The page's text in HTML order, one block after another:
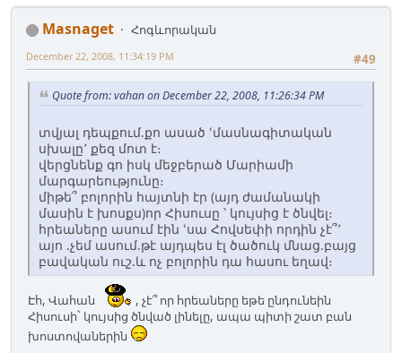
Masnaget
Հոգևորական
#49
December 22, 2008, 11:34:19 PM
Quote from: vahan on December 22, 2008, 11:26:34 PM
տվյալ դեպքում.քո ասած ՙմասնագիտական
սխալը՚ քեզ մոտ է։
վերցնենք գո իսկ մեջբերած Մարիամի
մարգարեությունը։
միթե՞ բոլորին հայտնի էր (այդ ժամանակի
մասին է խոսքս)որ Հիսուսը ՝ կույսից է ծնվել։
հրեաները ասում էին ՙսա Հովսեփի որդին չէ՞՚
այո .չեմ ասում.թէ այդպես էլ ծածուկ մնաց.բայց
բավական ուշ.և ոչ բոլորին դա հասու եղավ։
Էհ, Վահան
, չէ՞ որ հրեաները եթե ընդունեին
Հիսուսի` կույսից ծնված լինելը, ապա պիտի շատ բան
խոստովաներին